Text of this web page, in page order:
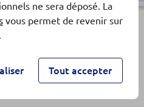
ne sera déposé. La
vous permet de revenir sur
Tout accepter